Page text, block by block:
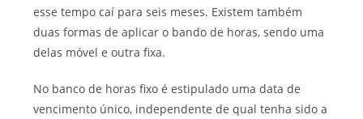
esse tempo caí para seis meses. Existem também
duas formas de aplicar o bando de horas, sendo uma
delas móvel e outra fixa.
No banco de horas fixo é estipulado uma data de
vencimento único, independente de qual tenha sido a